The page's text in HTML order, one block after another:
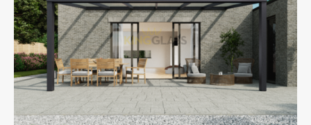
Montage
Betaalmethoden
Garantie
Veelgestelde vragen